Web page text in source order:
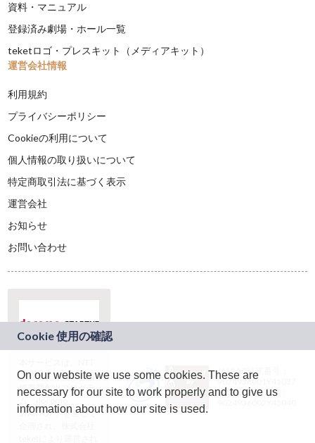
資料・マニュアル
登録済み劇場・ホール一覧
teketロゴ・プレスキット（メディアキット）
運営会社情報
利用規約
プライバシーポリシー
Cookieの利用について
個人情報の取り扱いについて
特定商取引法に基づく表示
運営会社
お知らせ
お問い合わせ
ドコモグループの新
規事業創出プログラ
ム「docomo
STARTUP」を通じて
JASRAC許諾番号：
9024936001Y45037
JASRAC許諾番号：
On our website we use some cookies. These are
necessary for our site to work properly and to give us
information about how our site is used.